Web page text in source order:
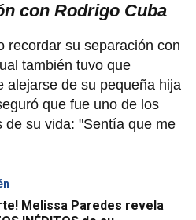
con Rodrigo Cuba
recordar su separación con
también tuvo que
alejarse de su pequeña hija
que fue uno de los
de su vida: "Sentía que me
Melissa Paredes revela